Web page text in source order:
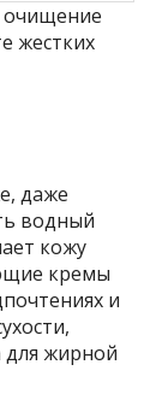
очищение
жестких
даже
водный
кожу
кремы
и
для жирной